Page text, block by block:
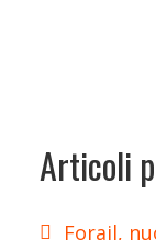
Articoli
Forail,